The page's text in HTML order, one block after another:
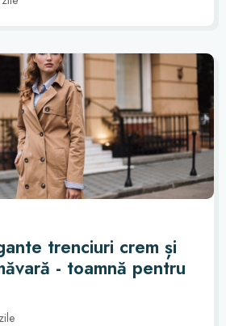
trenciuri crem și
- toamnă pentru